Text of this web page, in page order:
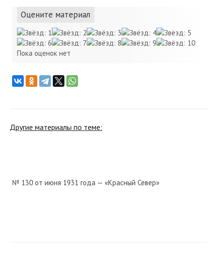
Оцените материал
Пока оценок нет
Другие материалы по теме:
№ 130 от июня 1931 года — «Красный Север»